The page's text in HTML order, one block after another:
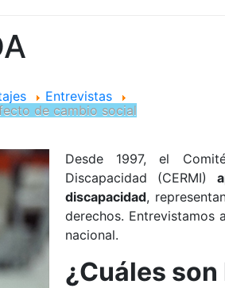
Entrevistas
de cambio social
Desde 1997, el
Discapacidad (CERMI)
discapacidad,
derechos. Entrevistamos
nacional.
¿Cuáles